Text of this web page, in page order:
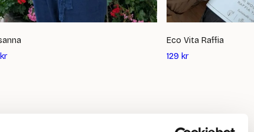
krDet
Eco Vita Raffia
129 krDet